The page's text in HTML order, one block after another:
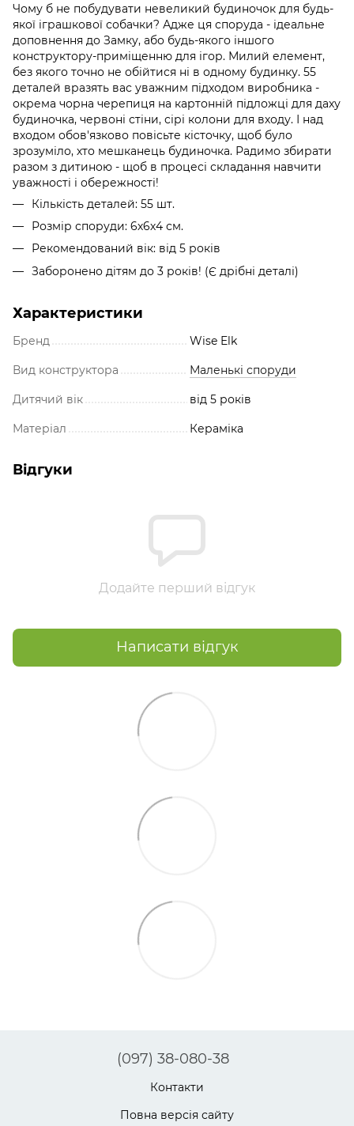
Чому б не побудувати невеликий будиночок для будь-
якої іграшкової собачки? Адже ця споруда - ідеальне
доповнення до Замку, або будь-якого іншого
конструктору-приміщенню для ігор. Милий елемент,
без якого точно не обійтися ні в одному будинку. 55
деталей вразять вас уважним підходом виробника -
окрема чорна черепиця на картонній підложці для даху
будиночка, червоні стіни, сірі колони для входу. І над
входом обов'язково повісьте кісточку, щоб було
зрозуміло, хто мешканець будиночка. Радимо збирати
разом з дитиною - щоб в процесі складання навчити
уважності і обережності!
Кількість деталей: 55 шт.
Розмір споруди: 6х6х4 см.
Рекомендований вік: від 5 років
Заборонено дітям до 3 років! (Є дрібні деталі)
Характеристики
Бренд Wise Elk
Вид конструктора Маленькі споруди
Дитячий вік від 5 років
Матеріал Кераміка
Відгуки
Додайте перший відгук
Написати відгук
(097) 38-080-38
Контакти
Повна версія сайту